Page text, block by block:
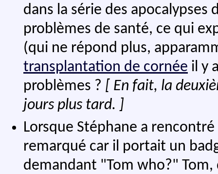
dans la série des apocalypses
problèmes de santé, ce qui
(qui ne répond plus,
transplantation de cornée il y
problèmes ? [ En fait, la
jours plus tard. ]
Lorsque Stéphane a rencontré
remarqué car il portait un
demandant "Tom who?"